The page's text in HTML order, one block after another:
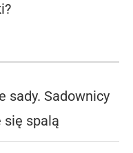
sady. Sadownicy
się spalą